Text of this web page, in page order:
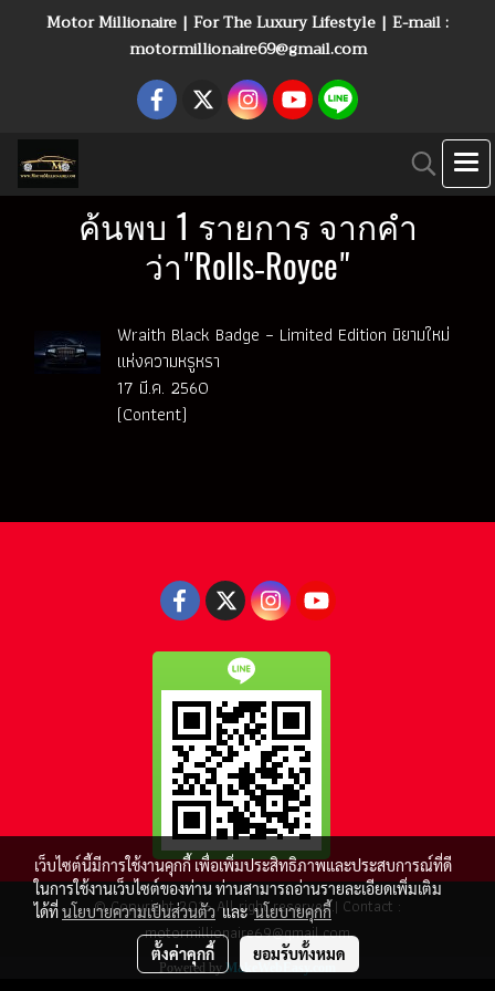
Motor Millionaire | For The Luxury Lifestyle | E-mail :
motormillionaire69@gmail.com
ค้นพบ 1 รายการ จากคำ
ว่า"Rolls‑Royce"
Wraith Black Badge – Limited Edition นิยามใหม่
แห่งความหรูหรา
17 มี.ค. 2560
(Content)
© Copyright 2016 All right reserved.| Contact :
motormillionaire69@gmail.com
Powered by MakeWebEasy.com
เว็บไซต์นี้มีการใช้งานคุกกี้ เพื่อเพิ่มประสิทธิภาพและประสบการณ์ที่ดี
ในการใช้งานเว็บไซต์ของท่าน ท่านสามารถอ่านรายละเอียดเพิ่มเติม
ได้ที่นโยบายความเป็นส่วนตัวและนโยบายคุกกี้
ตั้งค่าคุกกี้ ยอมรับทั้งหมด